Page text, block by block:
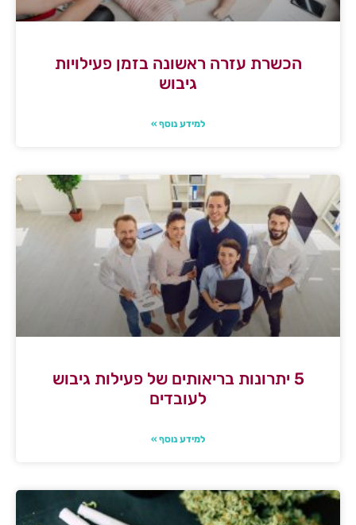
הכשרת עזרה ראשונה בזמן פעילויות
גיבוש
למידע נוסף »
5 יתרונות בריאותים של פעילות גיבוש
לעובדים
למידע נוסף »